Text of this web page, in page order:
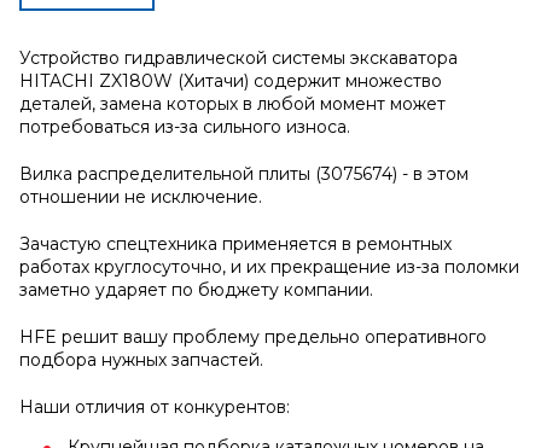
Устройство гидравлической системы экскаватора
HITACHI ZX180W (Хитачи) содержит множество
деталей, замена которых в любой момент может
потребоваться из-за сильного износа.
Вилка распределительной плиты (3075674) - в этом
отношении не исключение.
Зачастую спецтехника применяется в ремонтных
работах круглосуточно, и их прекращение из-за поломки
заметно ударяет по бюджету компании.
HFE решит вашу проблему предельно оперативного
подбора нужных запчастей.
Наши отличия от конкурентов: